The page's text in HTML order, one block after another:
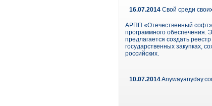
16.07.2014 Свой среди
АРПП «Отечественный
программного обеспечения.
предлагается создать
государственных закупках,
российских.
10.07.2014